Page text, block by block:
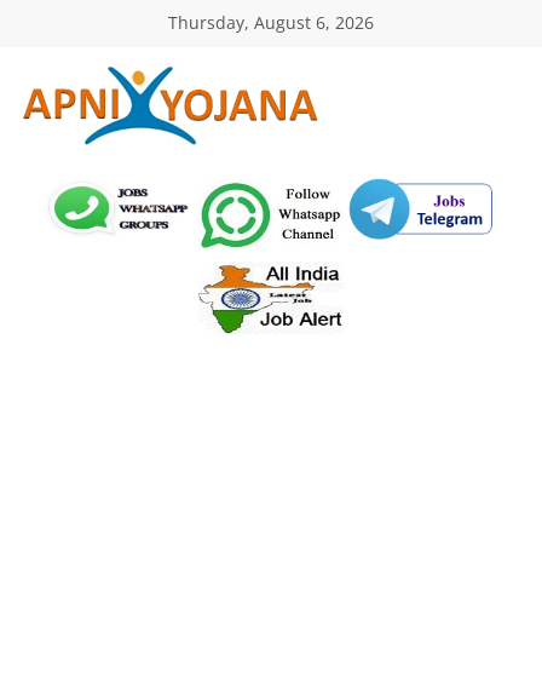
Thursday, August 6, 2026
ApniYojana.com
सरकारी
योजनाएँ,